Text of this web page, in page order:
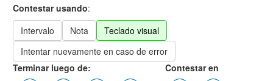
Contestar usando:
Intervalo
Nota
Teclado visual
Intentar nuevamente en caso de error
Terminar luego de:
Contestar en